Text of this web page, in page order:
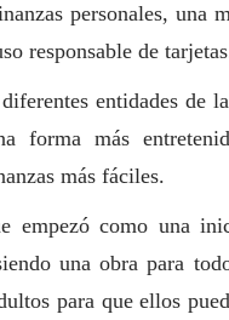
personales, una
responsable de
entidades de
forma más
más fáciles.
empezó como una
una obra para
para que ellos